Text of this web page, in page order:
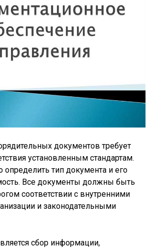
документов требует
установленным стандартам.
определить тип документа и его
Все документы должны быть
соответствии с внутренними
и законодательными
сбор информации,